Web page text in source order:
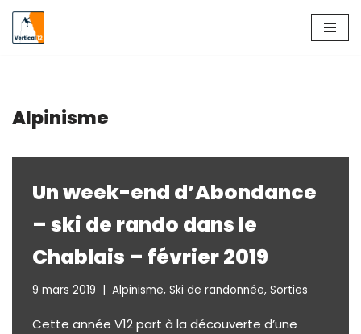
Aller
Alpinisme
Un week-end d’Abondance
– ski de rando dans le
Chablais – février 2019
9 mars 2019 Alpinisme, Ski de randonnée, Sorties
Cette année V12 part à la découverte d’une